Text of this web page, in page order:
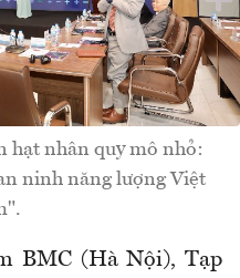
hạt nhân quy mô nhỏ:
ninh năng lượng Việt
BMC (Hà Nội), Tạp